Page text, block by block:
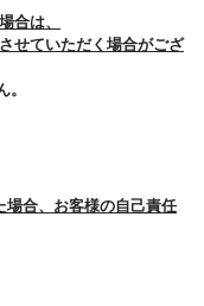
合は、
せていただく場合がござ
。
合、お客様の自己責任